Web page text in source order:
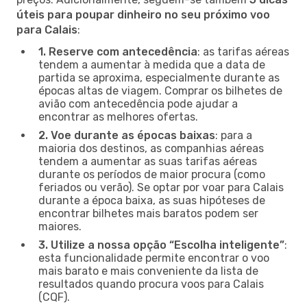
úteis para poupar dinheiro no seu próximo voo
para Calais:
1. Reserve com antecedência: as tarifas aéreas
tendem a aumentar à medida que a data de
partida se aproxima, especialmente durante as
épocas altas de viagem. Comprar os bilhetes de
avião com antecedência pode ajudar a
encontrar as melhores ofertas.
2. Voe durante as épocas baixas: para a
maioria dos destinos, as companhias aéreas
tendem a aumentar as suas tarifas aéreas
durante os períodos de maior procura (como
feriados ou verão). Se optar por voar para Calais
durante a época baixa, as suas hipóteses de
encontrar bilhetes mais baratos podem ser
maiores.
3. Utilize a nossa opção “Escolha inteligente”:
esta funcionalidade permite encontrar o voo
mais barato e mais conveniente da lista de
resultados quando procura voos para Calais
(CQF).